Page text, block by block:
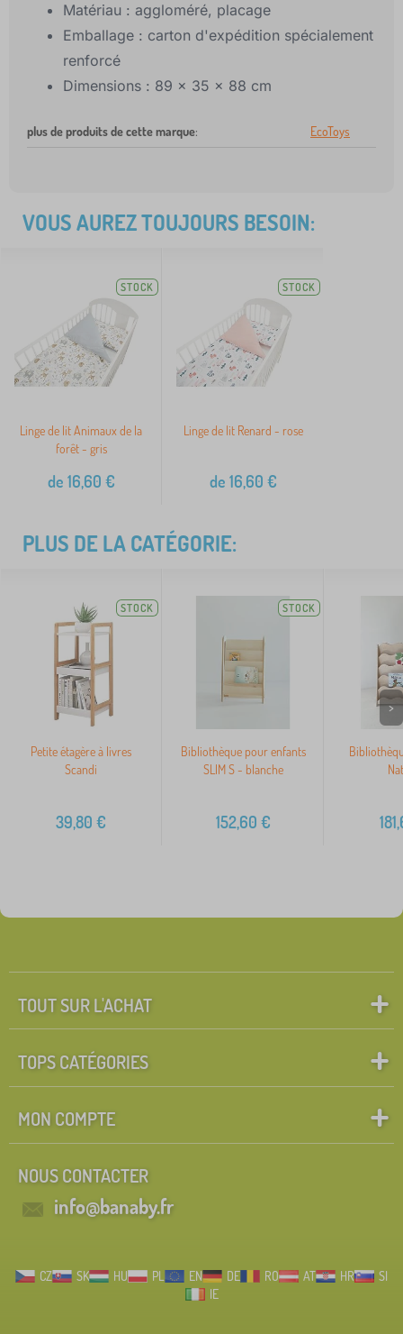
Matériau : aggloméré, placage
Emballage : carton d'expédition spécialement
renforcé
Dimensions : 89 x 35 x 88 cm
plus de produits de cette marque: EcoToys
VOUS AUREZ TOUJOURS BESOIN:
STOCK
Linge de lit Animaux de la
forêt - gris
de 16,60 €
STOCK
Linge de lit Renard - rose
de 16,60 €
PLUS DE LA CATÉGORIE:
STOCK
Petite étagère à livres
Scandi
39,80 €
STOCK
Bibliothèque pour enfants
SLIM S - blanche
152,60 €
>
TOUT SUR L'ACHAT
TOPS CATÉGORIES
MON COMPTE
NOUS CONTACTER
info@banaby.fr
CZ SK HU PL EN DE RO AT HR
SI
IE